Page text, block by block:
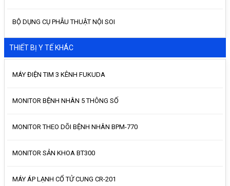
BỘ DỤNG CỤ PHẪU THUẬT NỘI SOI
THIẾT BỊ Y TẾ KHÁC
MÁY ĐIỆN TIM 3 KÊNH FUKUDA
MONITOR BỆNH NHÂN 5 THÔNG SỐ
MONITOR THEO DÕI BỆNH NHÂN BPM-770
MONITOR SẢN KHOA BT300
MÁY ÁP LẠNH CỔ TỬ CUNG CR-201